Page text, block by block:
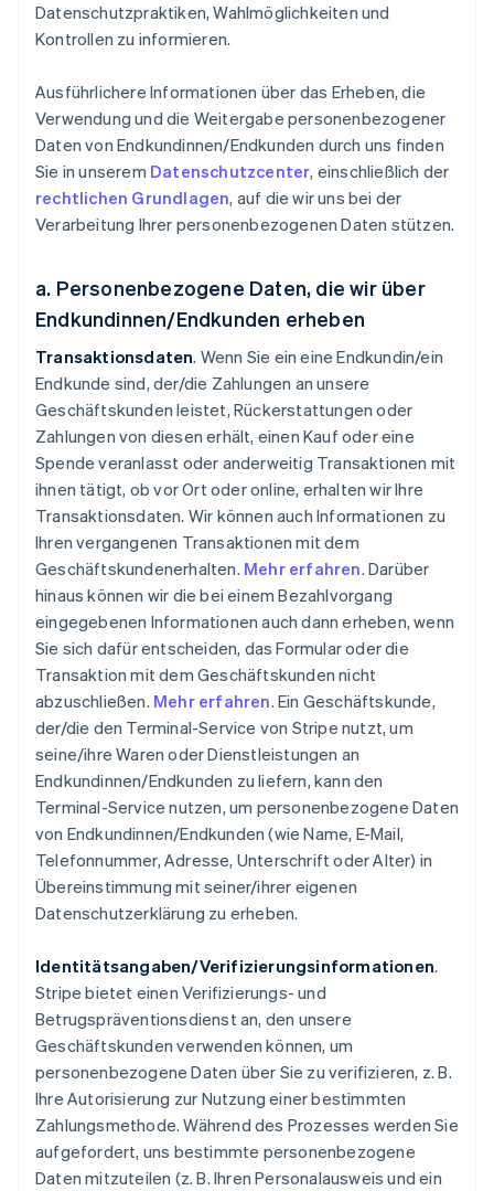
Datenschutzpraktiken, Wahlmöglichkeiten und
Kontrollen zu informieren.
Ausführlichere Informationen über das Erheben, die
Verwendung und die Weitergabe personenbezogener
Daten von Endkundinnen/Endkunden durch uns finden
Sie in unserem Datenschutzcenter, einschließlich der
rechtlichen Grundlagen, auf die wir uns bei der
Verarbeitung Ihrer personenbezogenen Daten stützen.
a. Personenbezogene Daten, die wir über
Endkundinnen/Endkunden erheben
Transaktionsdaten. Wenn Sie ein eine Endkundin/ein
Endkunde sind, der/die Zahlungen an unsere
Geschäftskunden leistet, Rückerstattungen oder
Zahlungen von diesen erhält, einen Kauf oder eine
Spende veranlasst oder anderweitig Transaktionen mit
ihnen tätigt, ob vor Ort oder online, erhalten wir Ihre
Transaktionsdaten. Wir können auch Informationen zu
Ihren vergangenen Transaktionen mit dem
Geschäftskundenerhalten. Mehr erfahren. Darüber
hinaus können wir die bei einem Bezahlvorgang
eingegebenen Informationen auch dann erheben, wenn
Sie sich dafür entscheiden, das Formular oder die
Transaktion mit dem Geschäftskunden nicht
abzuschließen. Mehr erfahren. Ein Geschäftskunde,
der/die den Terminal-Service von Stripe nutzt, um
seine/ihre Waren oder Dienstleistungen an
Endkundinnen/Endkunden zu liefern, kann den
Terminal-Service nutzen, um personenbezogene Daten
von Endkundinnen/Endkunden (wie Name, E-Mail,
Telefonnummer, Adresse, Unterschrift oder Alter) in
Übereinstimmung mit seiner/ihrer eigenen
Datenschutzerklärung zu erheben.
Identitätsangaben/Verifizierungsinformationen.
Stripe bietet einen Verifizierungs- und
Betrugspräventionsdienst an, den unsere
Geschäftskunden verwenden können, um
personenbezogene Daten über Sie zu verifizieren, z. B.
Ihre Autorisierung zur Nutzung einer bestimmten
Zahlungsmethode. Während des Prozesses werden Sie
aufgefordert, uns bestimmte personenbezogene
Daten mitzuteilen (z. B. Ihren Personalausweis und ein